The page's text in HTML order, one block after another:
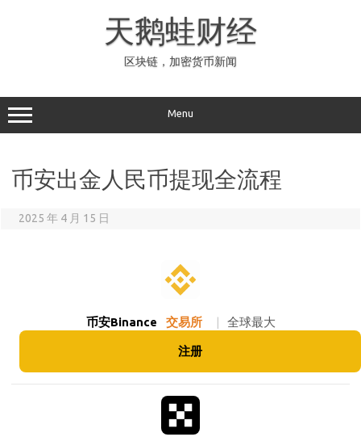
天鹅蛙财经
区块链，加密货币新闻
Menu
币安出金人民币提现全流程
2025 年 4 月 15 日
币安Binance 交易所 | 全球最大
注册